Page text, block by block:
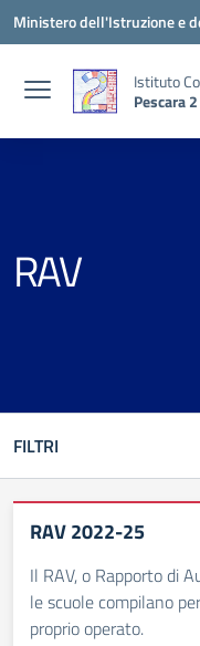
Vai ai contenuti
Vai al menu di navigazione
Vai al footer
Ministero dell'Istruzione e
Istituto
Pescara 2
RAV
FILTRI
RAV 2022-25
Il RAV, o Rapporto di
le scuole compilano
proprio operato.